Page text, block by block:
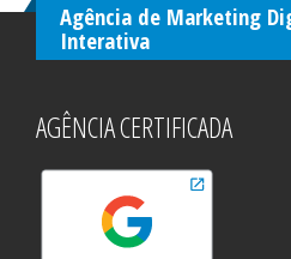
Agência de Marketing
Interativa
AGÊNCIA CERTIFICADA